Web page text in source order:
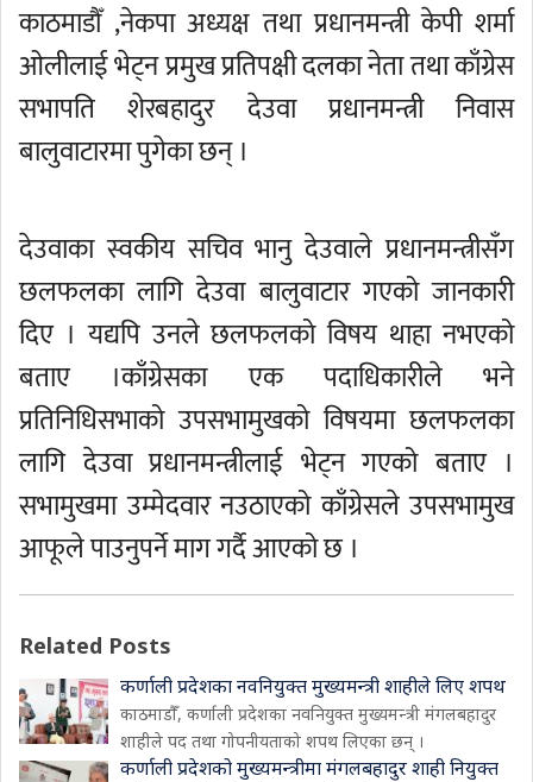
काठमाडौँ ,नेकपा अध्यक्ष तथा प्रधानमन्त्री केपी शर्मा
ओलीलाई भेट्न प्रमुख प्रतिपक्षी दलका नेता तथा काँग्रेस
सभापति शेरबहादुर देउवा प्रधानमन्त्री निवास
बालुवाटारमा पुगेका छन् ।
देउवाका स्वकीय सचिव भानु देउवाले प्रधानमन्त्रीसँग
छलफलका लागि देउवा बालुवाटार गएको जानकारी
दिए । यद्यपि उनले छलफलको विषय थाहा नभएको
बताए ।काँग्रेसका एक पदाधिकारीले भने
प्रतिनिधिसभाको उपसभामुखको विषयमा छलफलका
लागि देउवा प्रधानमन्त्रीलाई भेट्न गएको बताए ।
सभामुखमा उम्मेदवार नउठाएको काँग्रेसले उपसभामुख
आफूले पाउनुपर्ने माग गर्दै आएको छ ।
Related Posts
कर्णाली प्रदेशका नवनियुक्त मुख्यमन्त्री शाहीले लिए शपथ
काठमाडौँ, कर्णाली प्रदेशका नवनियुक्त मुख्यमन्त्री मंगलबहादुर
शाहीले पद तथा गोपनीयताको शपथ लिएका छन् ।
कर्णाली प्रदेशको मुख्यमन्त्रीमा मंगलबहादुर शाही नियुक्त